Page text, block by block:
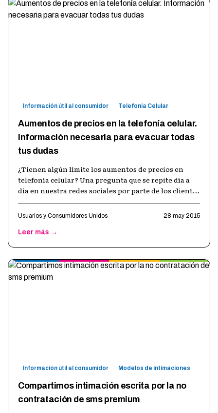
Información útil al consumidor Telefonía Celular
Aumentos de precios en la telefonía celular.
Información necesaria para evacuar todas
tus dudas
¿Tienen algún límite los aumentos de precios en
telefonía celular? Una pregunta que se repite día a
día en nuestra redes sociales por parte de los clientes
Usuarios y Consumidores Unidos 28 may 2015
Leer más →
Información útil al consumidor Modelos de intimaciones
Compartimos intimación escrita por la no
contratación de sms premium